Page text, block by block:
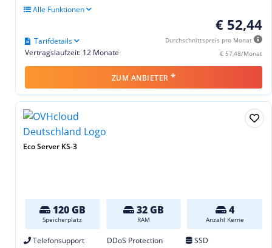
Alle Funktionen
€ 52,44
Durchschnittspreis pro Monat
€ 57,48/Monat
Vertragslaufzeit: 12 Monate
Tarifdetails
ZUM ANBIETER *
Eco Server KS-3
120 GB
Speicherplatz
32 GB
RAM
4
Anzahl Kerne
Telefonsupport DDoS Protection
SSD